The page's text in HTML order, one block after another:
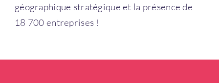
géographique stratégique et la présence de
18 700 entreprises !